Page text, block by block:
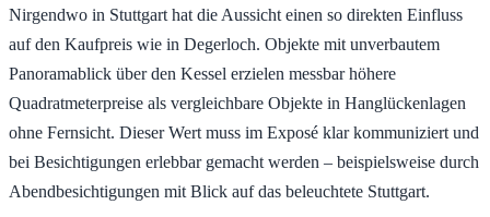
Nirgendwo in Stuttgart hat die Aussicht einen so direkten Einfluss
auf den Kaufpreis wie in Degerloch. Objekte mit unverbautem
Panoramablick über den Kessel erzielen messbar höhere
Quadratmeterpreise als vergleichbare Objekte in Hanglückenlagen
ohne Fernsicht. Dieser Wert muss im Exposé klar kommuniziert und
bei Besichtigungen erlebbar gemacht werden – beispielsweise durch
Abendbesichtigungen mit Blick auf das beleuchtete Stuttgart.